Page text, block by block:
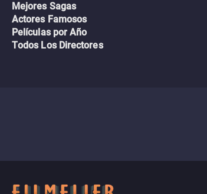
Mejores Sagas
Actores Famosos
Películas por Año
Todos Los Directores